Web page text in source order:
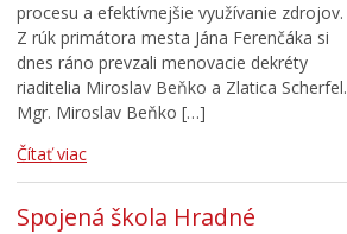
procesu a efektívnejšie využívanie zdrojov.
Z rúk primátora mesta Jána Ferenčáka si
dnes ráno prevzali menovacie dekréty
riaditelia Miroslav Beňko a Zlatica Scherfel.
Mgr. Miroslav Beňko […]
Čítať viac
Spojená škola Hradné